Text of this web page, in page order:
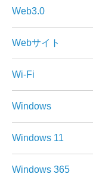
Web3.0
Webサイト
Wi-Fi
Windows
Windows 11
Windows 365